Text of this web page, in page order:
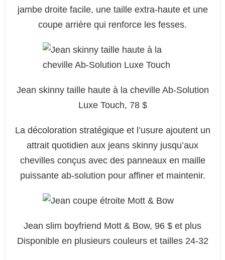
jambe droite facile, une taille extra-haute et une
coupe arrière qui renforce les fesses.
Jean skinny taille haute à la cheville Ab-Solution
Luxe Touch, 78 $
La décoloration stratégique et l’usure ajoutent un
attrait quotidien aux jeans skinny jusqu’aux
chevilles conçus avec des panneaux en maille
puissante ab-solution pour affiner et maintenir.
Jean slim boyfriend Mott & Bow, 96 $ et plus
Disponible en plusieurs couleurs et tailles 24-32